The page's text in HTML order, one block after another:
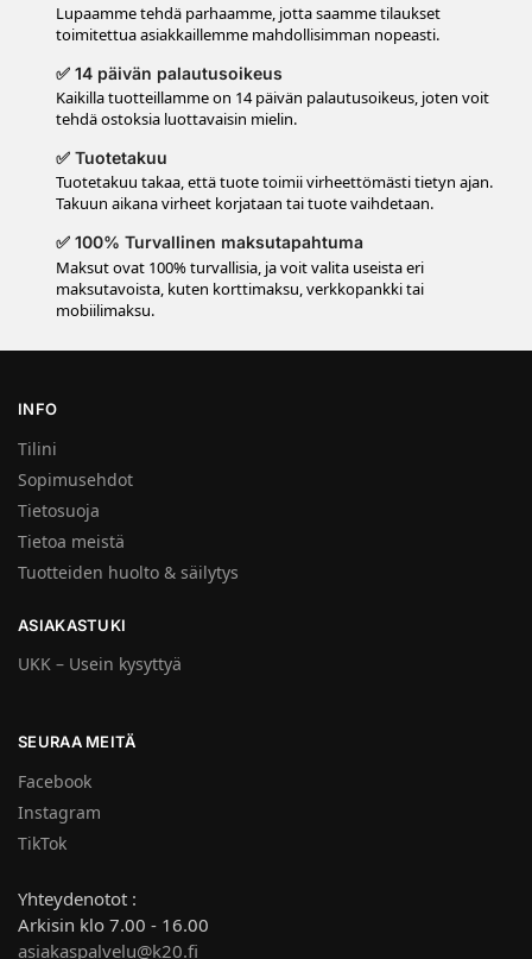
Lupaamme tehdä parhaamme, jotta saamme tilaukset
toimitettua asiakkaillemme mahdollisimman nopeasti.
✅ 14 päivän palautusoikeus
Kaikilla tuotteillamme on 14 päivän palautusoikeus, joten voit
tehdä ostoksia luottavaisin mielin.
✅ Tuotetakuu
Tuotetakuu takaa, että tuote toimii virheettömästi tietyn ajan.
Takuun aikana virheet korjataan tai tuote vaihdetaan.
✅ 100% Turvallinen maksutapahtuma
Maksut ovat 100% turvallisia, ja voit valita useista eri
maksutavoista, kuten korttimaksu, verkkopankki tai
mobiilimaksu.
INFO
Tilini
Sopimusehdot
Tietosuoja
Tietoa meistä
Tuotteiden huolto & säilytys
ASIAKASTUKI
UKK – Usein kysyttyä
SEURAA MEITÄ
Facebook
Instagram
TikTok
Yhteydenotot :
Arkisin klo 7.00 - 16.00
asiakaspalvelu@k20.fi